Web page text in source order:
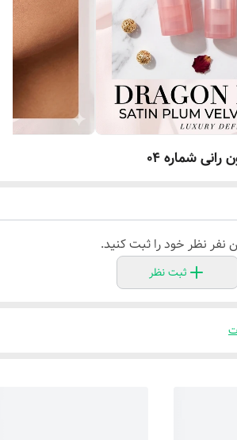
شماره ۰۴
نفر نظر خود را ثبت کنید.
ثبت نظر